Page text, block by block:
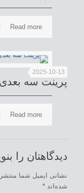
Read more
2025-10-13
پرینت سه
Read more
دیدگاهتان را
نشانی ایمیل شما
شده‌اند*